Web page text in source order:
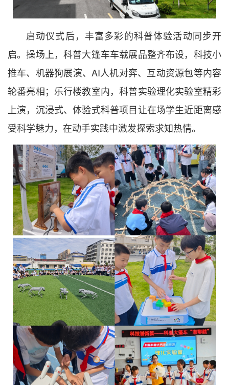
启动仪式后，丰富多彩的科普体验活动同步开
启。操场上，科普大篷车车载展品整齐布设，科技小
推车、机器狗展演、AI人机对弈、互动资源包等内容
轮番亮相；乐行楼教室内，科普实验理化实验室精彩
上演，沉浸式、体验式科普项目让在场学生近距离感
受科学魅力，在动手实践中激发探索求知热情。